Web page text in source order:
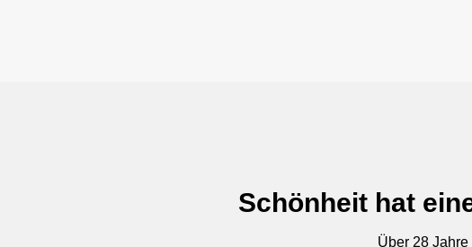
Schönheit hat
Über 28